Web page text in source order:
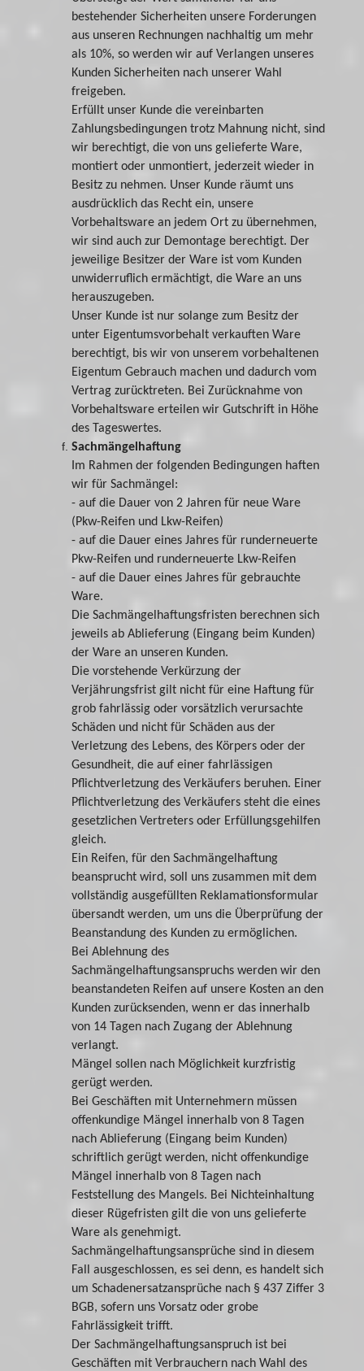
bestehender Sicherheiten unsere Forderungen
aus unseren Rechnungen nachhaltig um mehr
als 10%, so werden wir auf Verlangen unseres
Kunden Sicherheiten nach unserer Wahl
freigeben.
Erfüllt unser Kunde die vereinbarten
Zahlungsbedingungen trotz Mahnung nicht, sind
wir berechtigt, die von uns gelieferte Ware,
montiert oder unmontiert, jederzeit wieder in
Besitz zu nehmen. Unser Kunde räumt uns
ausdrücklich das Recht ein, unsere
Vorbehaltsware an jedem Ort zu übernehmen,
wir sind auch zur Demontage berechtigt. Der
jeweilige Besitzer der Ware ist vom Kunden
unwiderruflich ermächtigt, die Ware an uns
herauszugeben.
Unser Kunde ist nur solange zum Besitz der
unter Eigentumsvorbehalt verkauften Ware
berechtigt, bis wir von unserem vorbehaltenen
Eigentum Gebrauch machen und dadurch vom
Vertrag zurücktreten. Bei Zurücknahme von
Vorbehaltsware erteilen wir Gutschrift in Höhe
des Tageswertes.
Sachmängelhaftung
Im Rahmen der folgenden Bedingungen haften
wir für Sachmängel:
- auf die Dauer von 2 Jahren für neue Ware
(Pkw-Reifen und Lkw-Reifen)
- auf die Dauer eines Jahres für runderneuerte
Pkw-Reifen und runderneuerte Lkw-Reifen
- auf die Dauer eines Jahres für gebrauchte
Ware.
Die Sachmängelhaftungsfristen berechnen sich
jeweils ab Ablieferung (Eingang beim Kunden)
der Ware an unseren Kunden.
Die vorstehende Verkürzung der
Verjährungsfrist gilt nicht für eine Haftung für
grob fahrlässig oder vorsätzlich verursachte
Schäden und nicht für Schäden aus der
Verletzung des Lebens, des Körpers oder der
Gesundheit, die auf einer fahrlässigen
Pflichtverletzung des Verkäufers beruhen. Einer
Pflichtverletzung des Verkäufers steht die eines
gesetzlichen Vertreters oder Erfüllungsgehilfen
gleich.
Ein Reifen, für den Sachmängelhaftung
beansprucht wird, soll uns zusammen mit dem
vollständig ausgefüllten Reklamationsformular
übersandt werden, um uns die Überprüfung der
Beanstandung des Kunden zu ermöglichen.
Bei Ablehnung des
Sachmängelhaftungsanspruchs werden wir den
beanstandeten Reifen auf unsere Kosten an den
Kunden zurücksenden, wenn er das innerhalb
von 14 Tagen nach Zugang der Ablehnung
verlangt.
Mängel sollen nach Möglichkeit kurzfristig
gerügt werden.
Bei Geschäften mit Unternehmern müssen
offenkundige Mängel innerhalb von 8 Tagen
nach Ablieferung (Eingang beim Kunden)
schriftlich gerügt werden, nicht offenkundige
Mängel innerhalb von 8 Tagen nach
Feststellung des Mangels. Bei Nichteinhaltung
dieser Rügefristen gilt die von uns gelieferte
Ware als genehmigt.
Sachmängelhaftungsansprüche sind in diesem
Fall ausgeschlossen, es sei denn, es handelt sich
um Schadenersatzansprüche nach § 437 Ziffer 3
BGB, sofern uns Vorsatz oder grobe
Fahrlässigkeit trifft.
Der Sachmängelhaftungsanspruch ist bei
Geschäften mit Verbrauchern nach Wahl des